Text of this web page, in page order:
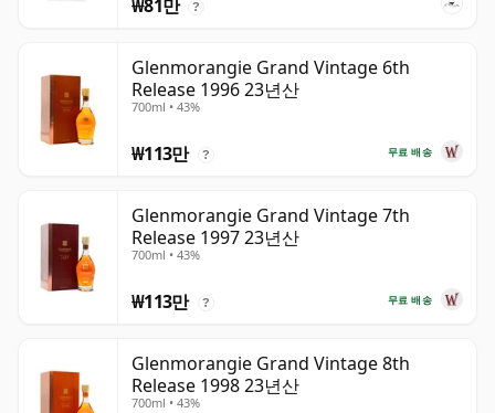
₩81만 ?
Glenmorangie Grand Vintage 6th
Release 1996 23년산
700ml • 43%
무료 배송
₩113만 ?
Glenmorangie Grand Vintage 7th
Release 1997 23년산
700ml • 43%
무료 배송
₩113만 ?
Glenmorangie Grand Vintage 8th
Release 1998 23년산
700ml • 43%